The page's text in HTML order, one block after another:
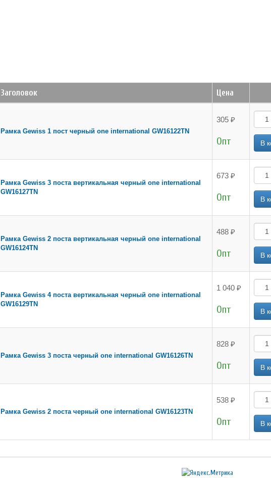
Заголовок Цена
Рамка Gewiss 1 пост черный one international GW16122TN
305 ₽
Опт
Рамка Gewiss 3 поста вертикальная черный one international
GW16127TN
673 ₽
Опт
Рамка Gewiss 2 поста вертикальная черный one international
GW16124TN
488 ₽
Опт
Рамка Gewiss 4 поста вертикальная черный one international
GW16129TN
1 040 ₽
Опт
Рамка Gewiss 3 поста черный one international GW16126TN
828 ₽
Опт
Рамка Gewiss 2 поста черный one international GW16123TN
538 ₽
Опт